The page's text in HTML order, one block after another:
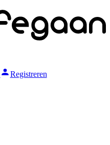
Registreren